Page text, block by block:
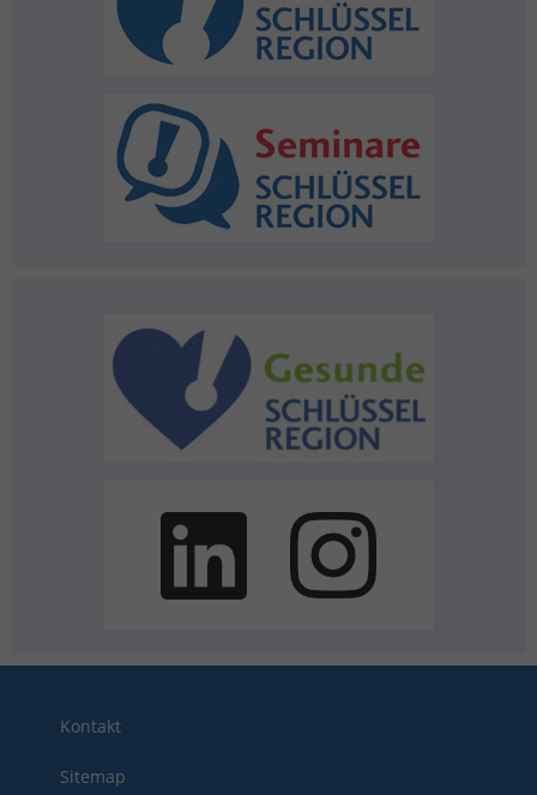
Kontakt
Sitemap